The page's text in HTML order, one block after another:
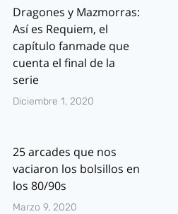
Dragones y Mazmorras:
Así es Requiem, el
capítulo fanmade que
cuenta el final de la
serie
Diciembre 1, 2020
25 arcades que nos
vaciaron los bolsillos en
los 80/90s
Marzo 9, 2020